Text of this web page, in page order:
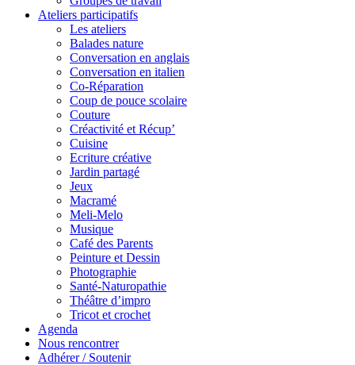
Ateliers participatifs
Les ateliers
Balades nature
Conversation en anglais
Conversation en italien
Co-Réparation
Coup de pouce scolaire
Couture
Créactivité et Récup’
Cuisine
Ecriture créative
Jardin partagé
Jeux
Macramé
Meli-Melo
Musique
Café des Parents
Peinture et Dessin
Photographie
Santé-Naturopathie
Théâtre d’impro
Tricot et crochet
Agenda
Nous rencontrer
Adhérer / Soutenir